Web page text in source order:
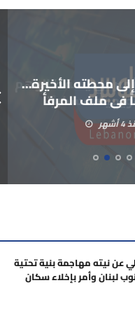
محطته الأخيرة…
أشهر
عن نيته مهاجمة بنية تحتية
لبنان وأمر بإخلاء سكان
تمهيدًا لقصفهما.